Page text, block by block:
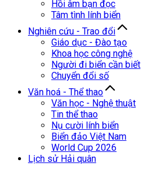
Hồi âm bạn đọc
Tâm tình lính biển
Nghiên cứu - Trao đổi
Giáo dục - Đào tạo
Khoa học công nghệ
Người đi biển cần biết
Chuyển đổi số
Văn hoá - Thể thao
Văn học - Nghệ thuật
Tin thể thao
Nụ cười lính biển
Biển đảo Việt Nam
World Cup 2026
Lịch sử Hải quân